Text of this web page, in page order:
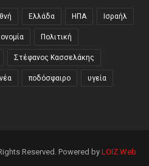
Ελλάδα ΗΠΑ Ισραήλ
Πολιτική
Στέφανος Κασσελάκης
νέα ποδόσφαιρο υγεία
Reserved. Powered by LOIZ Web